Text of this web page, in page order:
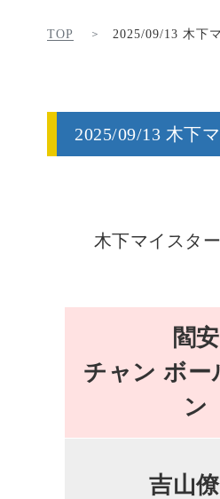
TOP 2025/09/13 木下
2025/09/13 木下
木下マイスタ
閻安
チャン ボー
ン
吉山